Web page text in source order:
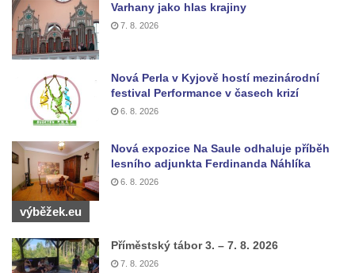
Podluží
Hrob rodiny Stolle na hřbitově v Horním
Podluží
Hrob rodiny Pergeltových na hřbitově v
Horním Podluží
Hrob Václava Valouška na hřbitově v
Račicích
Hrob rodiny Hankovy na hřbitově v Račicích
Hrob Josefa Kolínského na hřbitově v
Račicích
Hrob Josefa Marka na hřbitově v Račicích
Hrob rodiny Fuxovy na hřbitově v Hostíně u
Varhany jako hlas krajiny
7. 8. 2026
Nová Perla v Kyjově hostí mezinárodní
festival Performance v časech krizí
6. 8. 2026
Nová expozice Na Saule odhaluje příběh
lesního adjunkta Ferdinanda Náhlíka
6. 8. 2026
výběžek.eu
Příměstský tábor 3. – 7. 8. 2026
7. 8. 2026